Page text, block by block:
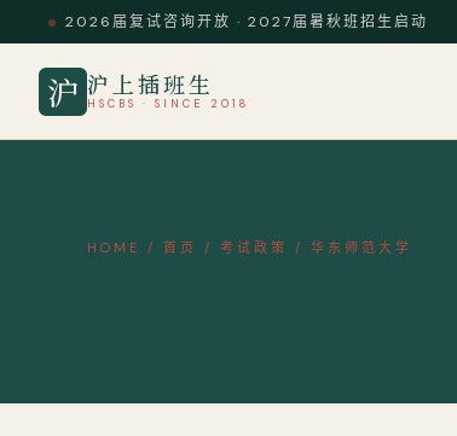
2026届复试咨询开放 · 2027届暑秋班招生启动
沪 沪上插班生
HSCBS · SINCE 2018
HOME / 首页 / 考试政策 / 华东师范大学